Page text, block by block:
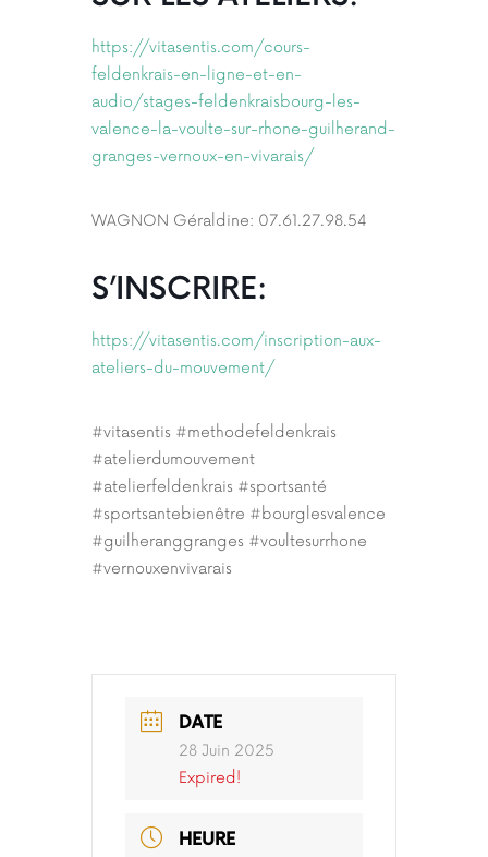
https://vitasentis.com/cours-
feldenkrais-en-ligne-et-en-
audio/stages-feldenkraisbourg-les-
valence-la-voulte-sur-rhone-guilherand-
granges-vernoux-en-vivarais/
WAGNON Géraldine: 07.61.27.98.54
S’INSCRIRE:
https://vitasentis.com/inscription-aux-
ateliers-du-mouvement/
#vitasentis #methodefeldenkrais
#atelierdumouvement
#atelierfeldenkrais #sportsanté
#sportsantebienêtre #bourglesvalence
#guilheranggranges #voultesurrhone
#vernouxenvivarais
DATE
28 Juin 2025
Expired!
HEURE